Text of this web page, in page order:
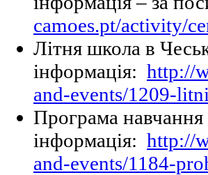
camoes.pt/activity/
Літня школа в
інформація: http://
and-events/1209-
Програма навчання
інформація: http://
and-events/1184-